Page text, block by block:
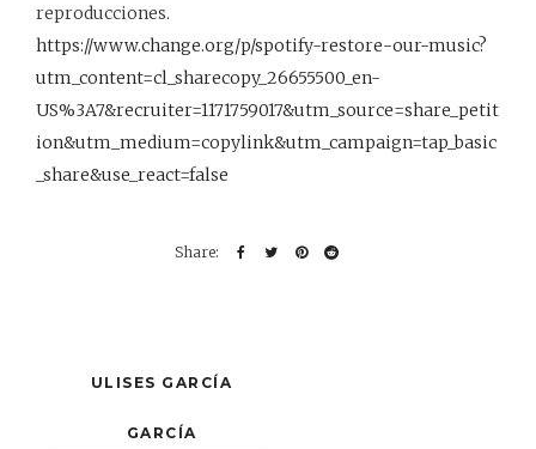
reproducciones.
https://www.change.org/p/spotify-restore-our-music?
utm_content=cl_sharecopy_26655500_en-
US%3A7&recruiter=1171759017&utm_source=share_petit
ion&utm_medium=copylink&utm_campaign=tap_basic
_share&use_react=false
ULISES GARCÍA
GARCÍA